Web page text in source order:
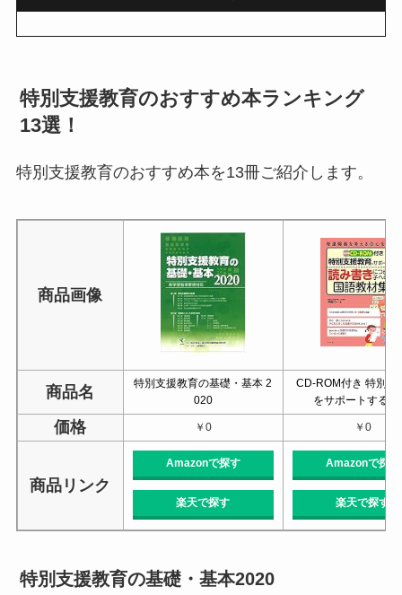
特別支援教育のおすすめ本ランキング
13選！
特別支援教育のおすすめ本を13冊ご紹介します。
商品画像
商品名
特別支援教育の基礎・基本 2
020
CD-ROM付き 特別支
をサポートする
価格 ￥0 ￥0
商品リンク
Amazonで探す
楽天で探す
Amazonで探す
楽天で探す
特別支援教育の基礎・基本2020